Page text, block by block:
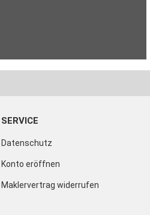
SERVICE
Datenschutz
Konto eröffnen
Maklervertrag widerrufen